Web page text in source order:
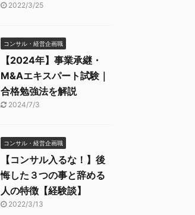
2022/3/25
コンサル・経営企画職
【2024年】事業承継・
M&Aエキスパート試験｜
合格勉強法を解説
2024/7/3
コンサル・経営企画職
【コンサル入るな！】後
悔した３つの事と辞める
人の特徴【経験談】
2022/3/13